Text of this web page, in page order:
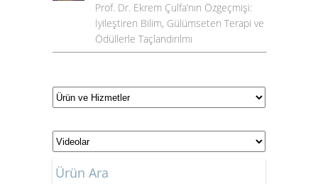
Prof. Dr. Ekrem Çulfa’nın Özgeçmişi:
İyileştiren Bilim, Gülümseten Terapi ve
Ödüllerle Taçlandırılmı
Ürün Ara